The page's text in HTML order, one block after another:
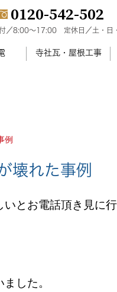
0120-542-502
／8:00～17:00 定休日／土・
寺社瓦・屋根工事
例
壊れた事例
とお電話頂き見に行
した。